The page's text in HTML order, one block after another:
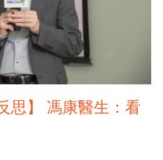
思】 馮康醫生：看